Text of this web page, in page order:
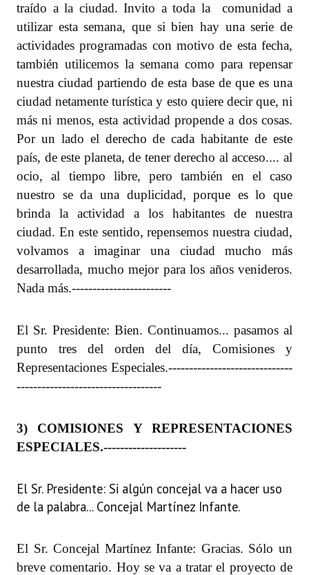
traído a la ciudad. Invito a toda la
comunidad a
utilizar esta semana, que si bien hay una serie de
actividades programadas con motivo de esta fecha,
también utilicemos la semana como para repensar
nuestra ciudad partiendo de esta base de que es una
ciudad netamente turística y esto quiere decir que, ni
más ni menos, esta actividad propende a dos cosas.
Por un lado el derecho de cada habitante de este
país, de este planeta, de tener derecho al acceso.... al
ocio, al tiempo libre, pero también en el caso
nuestro se da una duplicidad, porque es lo que
brinda la actividad a los habitantes de nuestra
ciudad. En este sentido, repensemos nuestra ciudad,
volvamos a imaginar una ciudad mucho más
desarrollada, mucho mejor para los años venideros.
Nada más.------------------------
El Sr. Presidente: Bien. Continuamos... pasamos al
punto tres del orden del día, Comisiones y
Representaciones Especiales.------------------------------
-----------------------------------
3) COMISIONES Y REPRESENTACIONES
ESPECIALES.--------------------
El Sr. Presidente: Si algún concejal va a hacer uso
de la palabra... Concejal Martínez Infante.
El Sr. Concejal Martínez Infante: Gracias. Sólo un
breve comentario. Hoy se va a tratar el proyecto de